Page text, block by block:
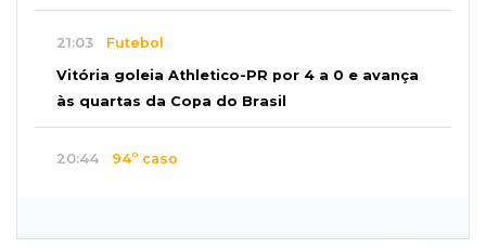
21:03 Futebol
Vitória goleia Athletico-PR por 4 a 0 e avança
às quartas da Copa do Brasil
20:44 94º caso